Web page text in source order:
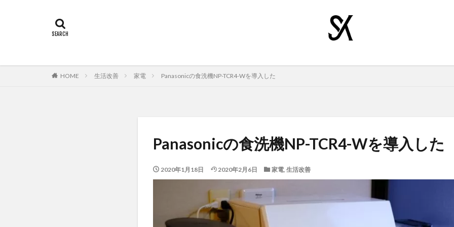
HOME 生活改善 家電 Panasonicの食洗機NP-TCR4-Wを導入した
Panasonicの食洗機NP-TCR4-Wを導入した
2020年1月18日 2020年2月6日 家電, 生活改善